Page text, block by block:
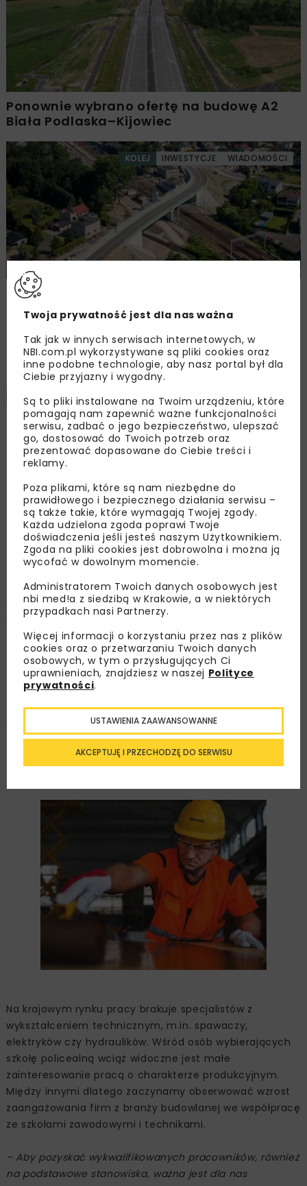
Ponownie wybrano ofertę na budowę A2
Biała Podlaska–Kijowiec
KOLEJ INWESTYCJE WIADOMOŚCI
Nowy wiadukt w Żorach oddany do użytku
Załaduj więcej...
RAPORTY 3 MINUTY CZYTANIA
Branża budowlana
odpowiada na potrzeby
fachowców
OPUBLIKOWANO: 14.06.2016
Migracja na Zachód oraz niedopasowany
system kształcenia zawodowego od lat
skutkują niedoborem wykwalifikowanych
specjalistów w branży budowlanej. Pracownicy
produkcyjni są obecnie na pierwszym miejscu w
Polsce wśród zawodów najbardziej dotkniętych
niedoborem talentów. W walce o tych
najlepszych, firmy budowlane coraz częściej
sięgają po benefity pozapłacowe. Kluczowa dla
przyciągnięcia najlepszych fachowców na
rynku okazuje się także stabilność zatrudnienia
Na krajowym rynku pracy brakuje specjalistów z
wykształceniem technicznym, m.in. spawaczy,
elektryków czy hydraulików. Wśród osób wybierających
szkołę policealną wciąż widoczne jest małe
zainteresowanie pracą o charakterze produkcyjnym.
Między innymi dlatego zaczynamy obserwować wzrost
zaangażowania firm z branży budowlanej we współpracę
ze szkołami zawodowymi i technikami.
– Aby pozyskać wykwalifikowanych pracowników, również
na podstawowe stanowiska, ważna jest dla nas
Twoja prywatność jest dla nas ważna
Tak jak w innych serwisach internetowych, w
NBI.com.pl wykorzystywane są pliki cookies oraz
inne podobne technologie, aby nasz portal był dla
Ciebie przyjazny i wygodny.
Są to pliki instalowane na Twoim urządzeniu, które
pomagają nam zapewnić ważne funkcjonalności
serwisu, zadbać o jego bezpieczeństwo, ulepszać
go, dostosować do Twoich potrzeb oraz
prezentować dopasowane do Ciebie treści i
reklamy.
Poza plikami, które są nam niezbędne do
prawidłowego i bezpiecznego działania serwisu –
są także takie, które wymagają Twojej zgody.
Każda udzielona zgoda poprawi Twoje
doświadczenia jeśli jesteś naszym Użytkownikiem.
Zgoda na pliki cookies jest dobrowolna i można ją
wycofać w dowolnym momencie.
Administratorem Twoich danych osobowych jest
nbi med!a z siedzibą w Krakowie, a w niektórych
przypadkach nasi Partnerzy.
Więcej informacji o korzystaniu przez nas z plików
cookies oraz o przetwarzaniu Twoich danych
osobowych, w tym o przysługujących Ci
uprawnieniach, znajdziesz w naszej Polityce
prywatności.
AKCEPTUJĘ I PRZECHODZĘ DO SERWISU
USTAWIENIA ZAAWANSOWANNE